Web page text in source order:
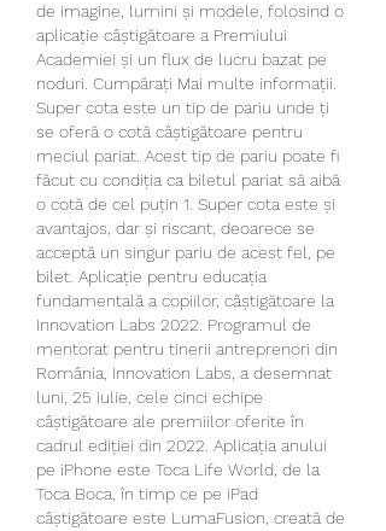
de imagine, lumini și modele, folosind o
aplicație câștigătoare a Premiului
Academiei și un flux de lucru bazat pe
noduri. Cumpărați Mai multe informații.
Super cota este un tip de pariu unde ți
se oferă o cotă câștigătoare pentru
meciul pariat. Acest tip de pariu poate fi
făcut cu condiția ca biletul pariat să aibă
o cotă de cel puțin 1. Super cota este și
avantajos, dar și riscant, deoarece se
acceptă un singur pariu de acest fel, pe
bilet. Aplicație pentru educația
fundamentală a copiilor, câștigătoare la
Innovation Labs 2022. Programul de
mentorat pentru tinerii antreprenori din
România, Innovation Labs, a desemnat
luni, 25 iulie, cele cinci echipe
câștigătoare ale premiilor oferite în
cadrul ediției din 2022. Aplicația anului
pe iPhone este Toca Life World, de la
Toca Boca, în timp ce pe iPad
câștigătoare este LumaFusion, creată de